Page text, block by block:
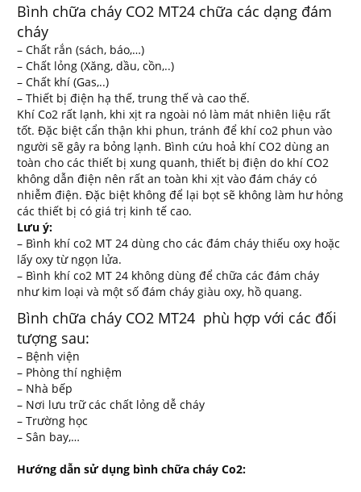
Bình chữa cháy CO2 MT24 chữa các dạng đám
cháy
– Chất rắn (sách, báo,…)
– Chất lỏng (Xăng, dầu, cồn,..)
– Chất khí (Gas,..)
– Thiết bị điện hạ thế, trung thế và cao thế.
Khí Co2 rất lạnh, khi xịt ra ngoài nó làm mát nhiên liệu rất
tốt. Đặc biệt cẩn thận khi phun, tránh để khí co2 phun vào
người sẽ gây ra bỏng lạnh. Bình cứu hoả khí CO2 dùng an
toàn cho các thiết bị xung quanh, thiết bị điện do khí CO2
không dẫn điện nên rất an toàn khi xịt vào đám cháy có
nhiễm điện. Đặc biệt không để lại bọt sẽ không làm hư hỏng
các thiết bị có giá trị kinh tế cao.
Lưu ý:
– Bình khí co2 MT 24 dùng cho các đám cháy thiếu oxy hoặc
lấy oxy từ ngọn lửa.
– Bình khí co2 MT 24 không dùng để chữa các đám cháy
như kim loại và một số đám cháy giàu oxy, hồ quang.
Bình chữa cháy CO2 MT24 phù hợp với các đối
tượng sau:
– Bệnh viện
– Phòng thí nghiệm
– Nhà bếp
– Nơi lưu trữ các chất lỏng dễ cháy
– Trường học
– Sân bay,…
Hướng dẫn sử dụng bình chữa cháy Co2: